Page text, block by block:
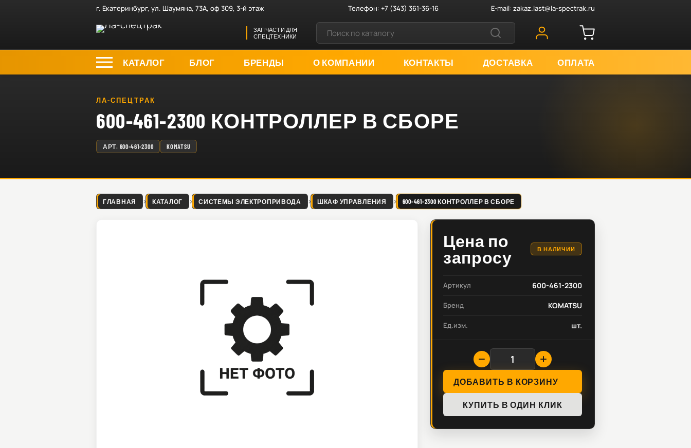
г. Екатеринбург, ул. Шаумяна, 73А, оф 309, 3-й этаж Телефон:+7 (343) 361-36-16 E-mail: zakaz.last@la-spectrak.ru
ЗАПЧАСТИ ДЛЯ
СПЕЦТЕХНИКИ
КАТАЛОГ БЛОГ БРЕНДЫ О КОМПАНИИ КОНТАКТЫ ДОСТАВКА ОПЛАТА
ЛА-СПЕЦТРАК
600-461-2300 КОНТРОЛЛЕР В СБОРЕ
АРТ. 600-461-2300 KOMATSU
ГЛАВНАЯ КАТАЛОГ СИСТЕМЫ ЭЛЕКТРОПРИВОДА ШКАФ УПРАВЛЕНИЯ 600-461-2300 КОНТРОЛЛЕР В СБОРЕ
Цена по
запросу
В НАЛИЧИИ
Артикул 600-461-2300
Бренд KOMATSU
Ед.изм. шт.
ДОБАВИТЬ В КОРЗИНУ
КУПИТЬ В ОДИН КЛИК